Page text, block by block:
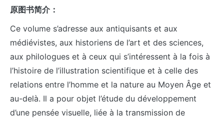
原图书简介：
Ce volume s’adresse aux antiquisants et aux
médiévistes, aux historiens de l’art et des sciences,
aux philologues et à ceux qui s’intéressent à la fois à
l’histoire de l’illustration scientifique et à celle des
relations entre l’homme et la nature au Moyen Âge et
au-delà. Il a pour objet l’étude du développement
d’une pensée visuelle, liée à la transmission de